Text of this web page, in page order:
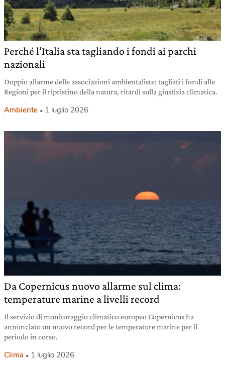
Perché l’Italia sta tagliando i fondi ai parchi
nazionali
Doppio allarme delle associazioni ambientaliste: tagliati i fondi alle
Regioni per il ripristino della natura, ritardi sulla giustizia climatica.
Ambiente 1 luglio 2026
Da Copernicus nuovo allarme sul clima:
temperature marine a livelli record
Il servizio di monitoraggio climatico europeo Copernicus ha
annunciato un nuovo record per le temperature marine per il
periodo in corso.
Clima 1 luglio 2026